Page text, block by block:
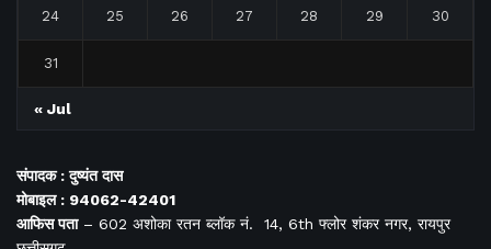
24 25 26 27 28 29 30
31
« Jul
संपादक : दुष्यंत दास
मोबाइल : 94062-42401
आफिसपता– 602 अशोका रतन ब्लॉक नं. 14, 6th फ्लोर शंकर नगर, रायपुर